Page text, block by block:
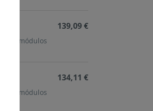
C - 3 módulos
139,09 €
- 3 módulos
134,11 €